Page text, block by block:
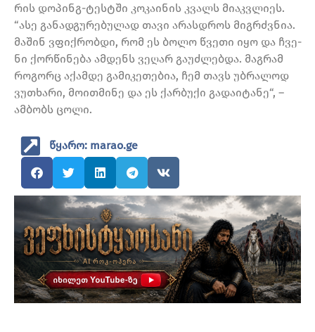
რის დო­პინგ-ტეს­ტში კო­კა­ი­ნის კვალს მი­აკ­ვლი­ეს.
“ასე გა­ნად­გუ­რე­ბუ­ლად თავი არას­დროს მიგ­რძვნია.
მა­შინ ვფიქ­რობ­დი, რომ ეს ბოლო წვე­თი იყო და ჩვე­
ნი ქორ­წი­ნე­ბა ამ­დენს ვე­ღარ გა­უძ­ლებ­და. მაგ­რამ
რო­გორც აქამ­დე გა­მი­კე­თე­ბია, ჩემ თავს უბ­რა­ლოდ
ვუ­თხა­რი, მო­ით­მი­ნე და ეს ქარ­ბუ­ქი გა­და­ი­ტა­ნე“, –
ამ­ბობს ცოლი.
წყარო: marao.ge